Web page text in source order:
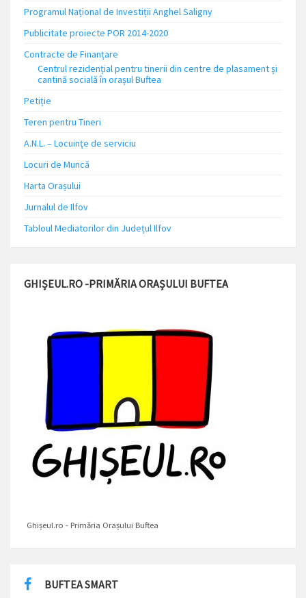
Programul Național de Investiții Anghel Saligny
Publicitate proiecte POR 2014-2020
Contracte de Finanțare
Centrul rezidențial pentru tinerii din centre de plasament și
cantină socială în orașul Buftea
Petiție
Teren pentru Tineri
A.N.L. – Locuinţe de serviciu
Locuri de Muncă
Harta Orașului
Jurnalul de Ilfov
Tabloul Mediatorilor din Județul Ilfov
GHIȘEUL.RO -PRIMĂRIA ORAȘULUI BUFTEA
Ghișeul.ro - Primăria Orașului Buftea
BUFTEA SMART